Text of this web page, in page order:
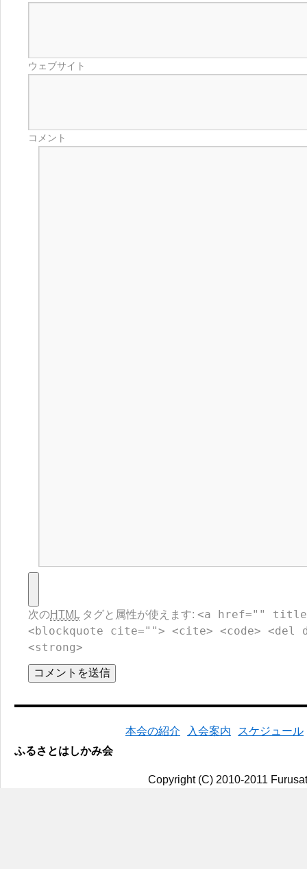
ウェブサイト
コメント
次のHTML タグと属性が使えます: <a href=""
<blockquote cite=""> <cite> <code> <del
<strong>
本会の紹介 入会案内
スケジュール
ふるさとはしかみ会
Copyright (C) 2010-2011